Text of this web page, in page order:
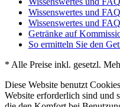
Wissenswertes und
Wissenswertes und
Getränke auf
So ermitteln Sie den
* Alle Preise inkl. gesetzl.
Diese Website benutzt
Website erforderlich sind und